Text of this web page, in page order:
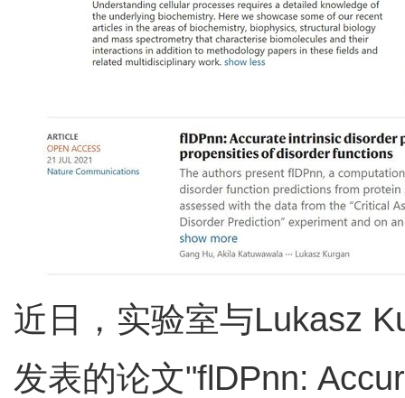
近日，实验室与Lukasz
发表的论文"flDPnn: